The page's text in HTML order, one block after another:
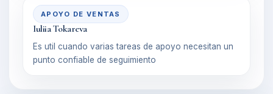
APOYO DE VENTAS
Iuliia Tokareva
Es util cuando varias tareas de apoyo necesitan un
punto confiable de seguimiento